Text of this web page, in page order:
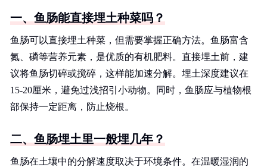
一、鱼肠能直接埋土种菜吗？
鱼肠可以直接埋土种菜，但需要掌握正确方法。鱼肠富含
氮、磷等营养元素，是优质的有机肥料。直接埋土前，建
议将鱼肠切碎或搅碎，这样能加速分解。埋土深度建议在
15-20厘米，避免过浅招引小动物。同时，鱼肠应与植物根
部保持一定距离，防止烧根。
二、鱼肠埋土里一般埋几年？
鱼肠在土壤中的分解速度取决于环境条件。在温暖湿润的